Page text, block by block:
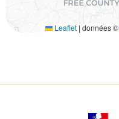
Leaflet | données ©